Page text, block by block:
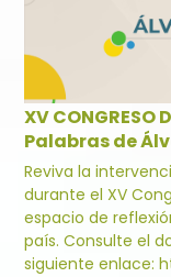
XV CONGRESO
Palabras de
Reviva la
durante el XV
espacio de
país. Consulte el documento completo a través del
siguiente enlace: